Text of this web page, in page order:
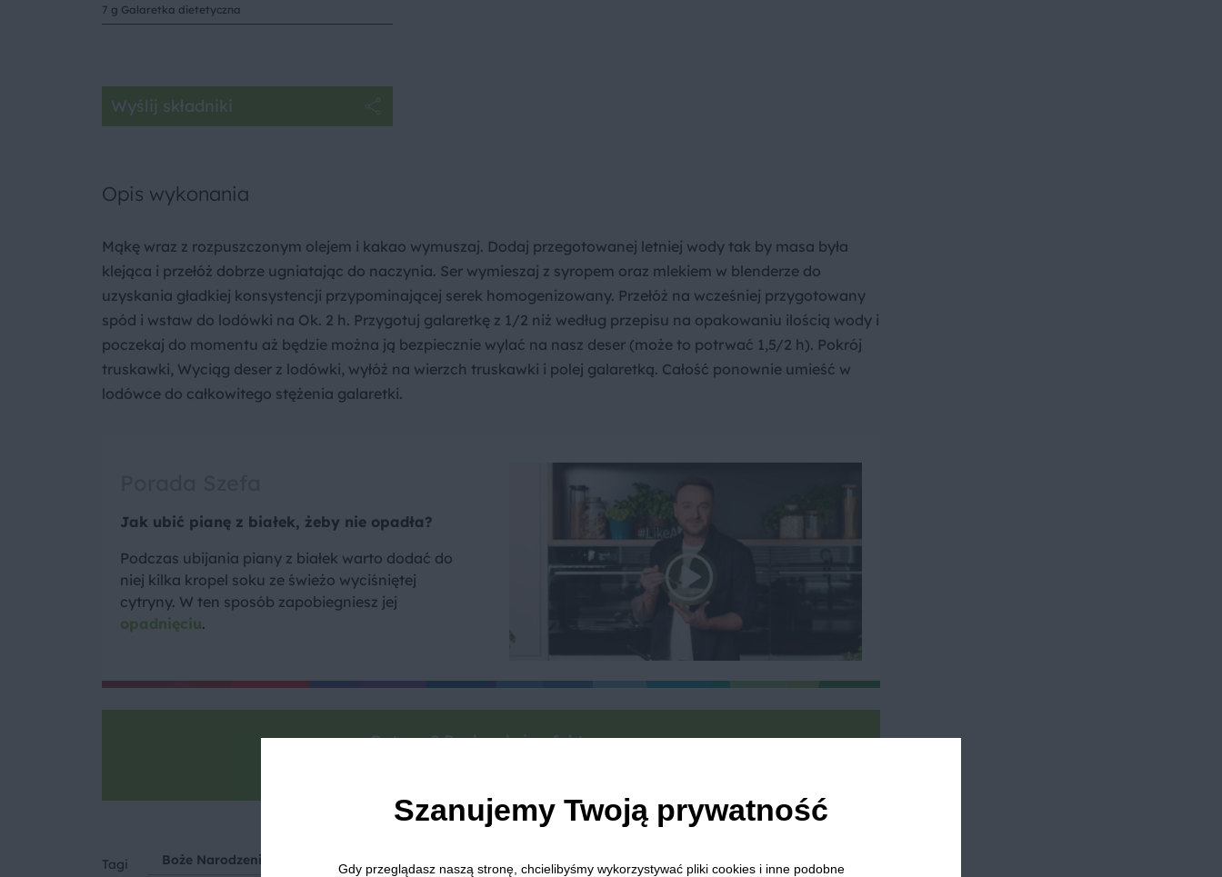
7 g Galaretka dietetyczna
Wyślij składniki
Opis wykonania
Mąkę wraz z rozpuszczonym olejem i kakao wymuszaj. Dodaj przegotowanej letniej wody tak by masa była
klejąca i przełóż dobrze ugniatając do naczynia. Ser wymieszaj z syropem oraz mlekiem w blenderze do
uzyskania gładkiej konsystencji przypominającej serek homogenizowany. Przełóż na wcześniej przygotowany
spód i wstaw do lodówki na Ok. 2 h. Przygotuj galaretkę z 1/2 niż według przepisu na opakowaniu ilością wody i
poczekaj do momentu aż będzie można ją bezpiecznie wylać na nasz deser (może to potrwać 1,5/2 h). Pokrój
truskawki, Wyciąg deser z lodówki, wyłóż na wierzch truskawki i polej galaretką. Całość ponownie umieść w
lodówce do całkowitego stężenia galaretki.
Jak ubić pianę z białek, żeby nie opadła?
Podczas ubijania piany z białek warto dodać do
niej kilka kropel soku ze świeżo wyciśniętej
cytryny. W ten sposób zapobiegniesz jej
opadnięciu.
Gotowe? Pochwal się efektem.
Tagi Boże Narodzenie
Szanujemy Twoją prywatność
Gdy przeglądasz naszą stronę, chcielibyśmy wykorzystywać pliki cookies i inne podobne